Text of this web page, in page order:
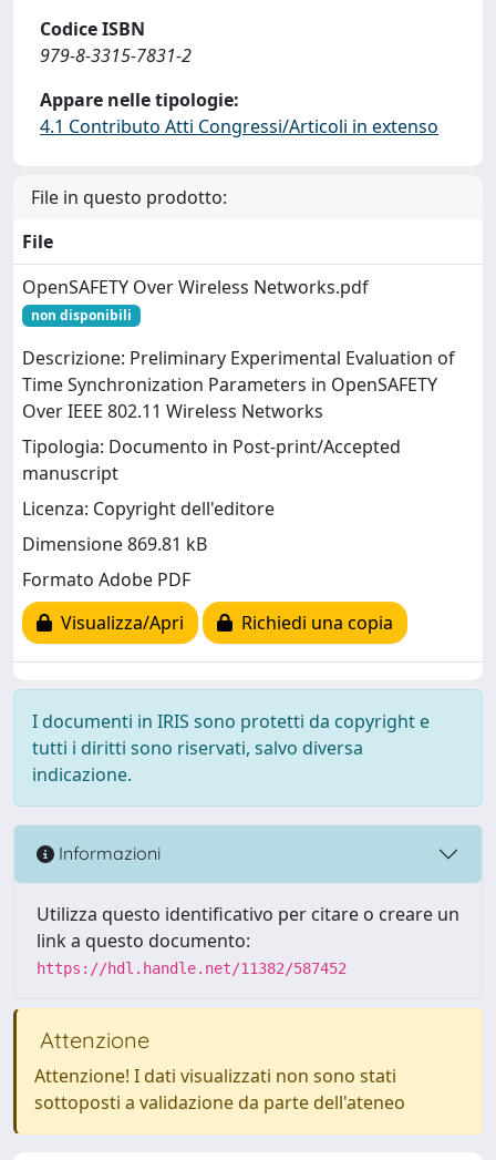
Codice ISBN
979-8-3315-7831-2
Appare nelle tipologie:
4.1 Contributo Atti Congressi/Articoli in extenso
File in questo prodotto:
File
OpenSAFETY Over Wireless Networks.pdf
non disponibili
Descrizione: Preliminary Experimental Evaluation of
Time Synchronization Parameters in OpenSAFETY
Over IEEE 802.11 Wireless Networks
Tipologia: Documento in Post-print/Accepted
manuscript
Licenza: Copyright dell'editore
Dimensione 869.81 kB
Formato Adobe PDF
Visualizza/Apri
Richiedi una copia
I documenti in IRIS sono protetti da copyright e
tutti i diritti sono riservati, salvo diversa
indicazione.
Informazioni
Utilizza questo identificativo per citare o creare un
link a questo documento:
https://hdl.handle.net/11382/587452
Attenzione
Attenzione! I dati visualizzati non sono stati
sottoposti a validazione da parte dell'ateneo